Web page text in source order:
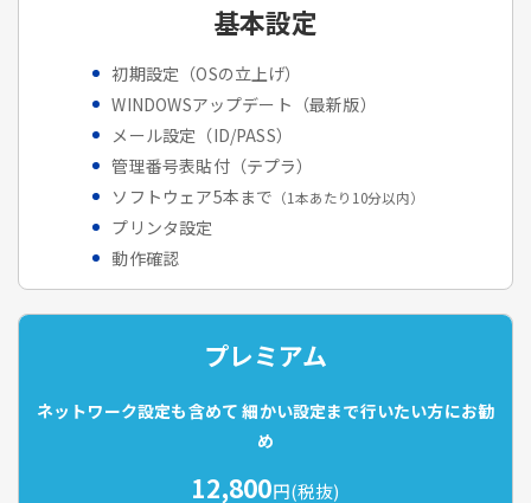
基本設定
初期設定（OSの立上げ）
WINDOWSアップデート（最新版）
メール設定（ID/PASS）
管理番号表貼付（テプラ）
ソフトウェア5本まで （1本あたり10分以内）
プリンタ設定
動作確認
プレミアム
ネットワーク設定も含めて 細かい設定まで行いたい方にお勧
め
12,800円(税抜)